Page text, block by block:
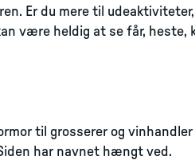
Er du mere til
være heldig at se får, heste,
til grosserer og
har navnet hængt ved.